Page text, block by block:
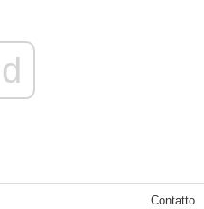
Contatto